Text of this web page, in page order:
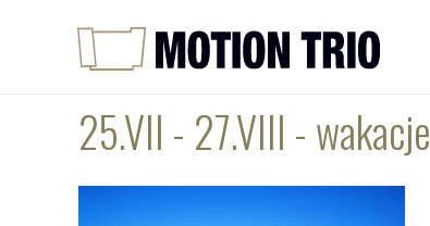
25.VII - 27.VIII - wakacje